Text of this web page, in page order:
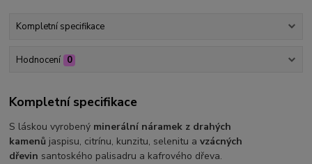
Kompletní specifikace
Hodnocení 0
Kompletní specifikace
S láskou vyrobený minerální náramek z drahých
kamenů jaspisu, citrínu, kunzitu, selenitu avzácných
dřevin santoského palisadru a kafrového dřeva.